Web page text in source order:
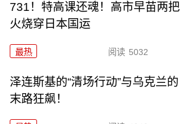
731！特高课还魂！高市早苗两把
火烧穿日本国运
最热 阅读 5032
泽连斯基的“清场行动”与乌克兰的
末路狂飙！